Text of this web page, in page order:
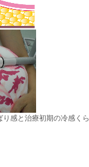
感と治療初期の冷感くら